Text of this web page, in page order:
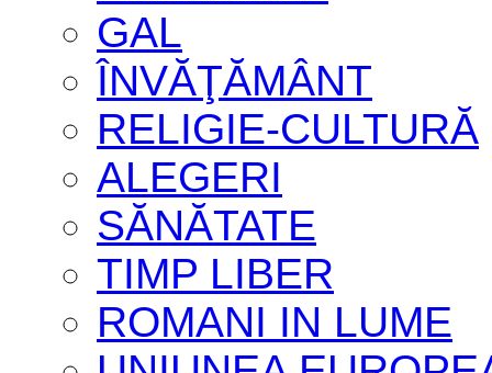
GAL
ÎNVĂŢĂMÂNT
RELIGIE-CULTURĂ
ALEGERI
SĂNĂTATE
TIMP LIBER
ROMANI IN LUME